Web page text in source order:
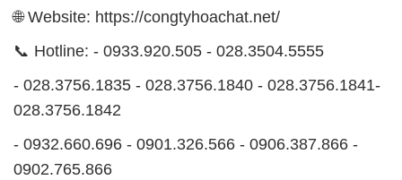
🌐 Website: https://congtyhoachat.net/
📞 Hotline: - 0933.920.505 - 028.3504.5555
- 028.3756.1835 - 028.3756.1840 - 028.3756.1841-
028.3756.1842
- 0932.660.696 - 0901.326.566 - 0906.387.866 -
0902.765.866